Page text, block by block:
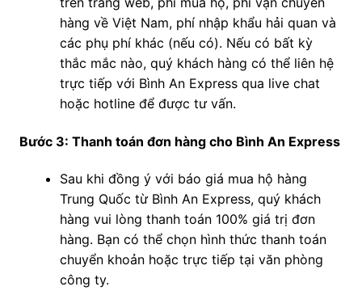
hàng về Việt Nam, phí nhập khẩu hải quan và
các phụ phí khác (nếu có). Nếu có bất kỳ
thắc mắc nào, quý khách hàng có thể liên hệ
trực tiếp với Bình An Express qua live chat
hoặc hotline để được tư vấn.
Bước 3: Thanh toán đơn hàng cho Bình An Express
Sau khi đồng ý với báo giá mua hộ hàng
Trung Quốc từ Bình An Express, quý khách
hàng vui lòng thanh toán 100% giá trị đơn
hàng. Bạn có thể chọn hình thức thanh toán
chuyển khoản hoặc trực tiếp tại văn phòng
công ty.